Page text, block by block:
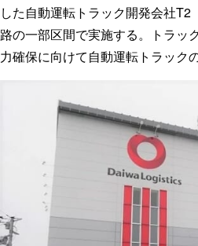
した自動運転トラック開発会社
路の一部区間で実施する。トラッ
力確保に向けて自動運転トラック